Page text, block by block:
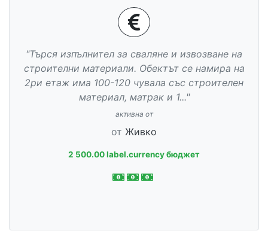
"Търся изпълнител за сваляне и извозване на
строителни материали. Обектът се намира на
2ри етаж има 100-120 чувала със строителен
материал, матрак и 1..."
активна от
от Живко
2 500.00 label.currency бюджет